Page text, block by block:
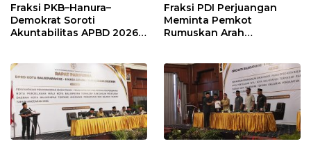
Fraksi PKB–Hanura–
Demokrat Soroti
Akuntabilitas APBD 2026
Modal
Fraksi PDI Perjuangan
Meminta Pemkot
Rumuskan Arah
Penyangga IKN